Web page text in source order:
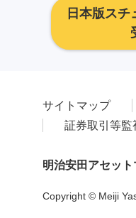
日本版ス
サイトマップ
証券取引等監
明治安田アセッ
Copyright © Meiji